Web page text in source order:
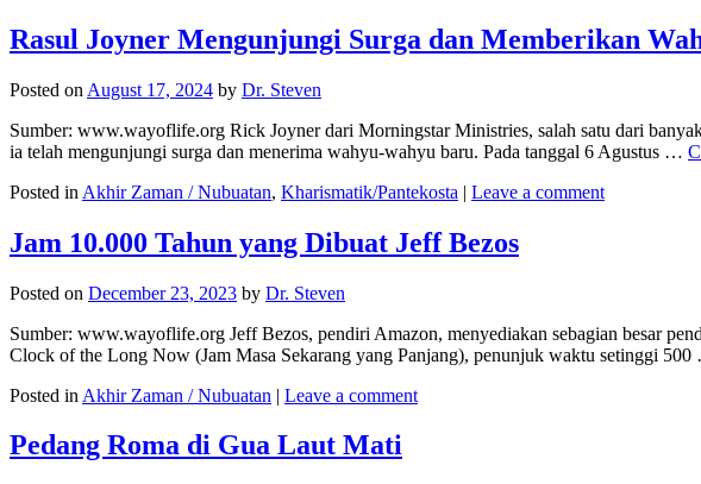
Rasul Joyner Mengunjungi Surga dan Memberikan
Posted on August 17, 2024 by Dr. Steven
Sumber: www.wayoflife.org Rick Joyner dari Morningstar Ministries, salah satu dari
ia telah mengunjungi surga dan menerima wahyu-wahyu baru. Pada tanggal 6 Agustus …
Posted in Akhir Zaman / Nubuatan, Kharismatik/Pantekosta | Leave a comment
Jam 10.000 Tahun yang Dibuat Jeff Bezos
Posted on December 23, 2023 by Dr. Steven
Sumber: www.wayoflife.org Jeff Bezos, pendiri Amazon, menyediakan sebagian besar
Clock of the Long Now (Jam Masa Sekarang yang Panjang), penunjuk waktu setinggi
Posted in Akhir Zaman / Nubuatan | Leave a comment
Pedang Roma di Gua Laut Mati